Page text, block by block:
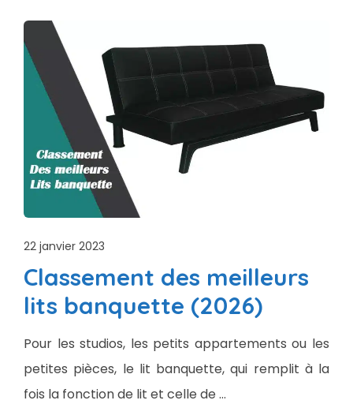
22 janvier 2023
Classement des meilleurs
lits banquette (2026)
Pour les studios, les petits appartements ou les
petites pièces, le lit banquette, qui remplit à la
fois la fonction de lit et celle de …